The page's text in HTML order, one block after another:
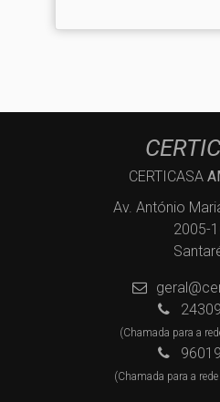
CERTICASA
Av. António
2005-
(Chamada para a
(Chamada para a